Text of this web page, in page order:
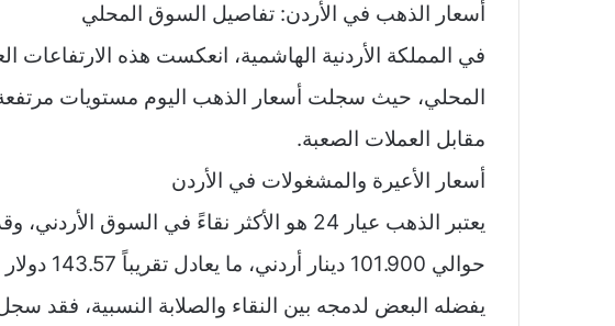
أسعار الذهب في الأردن: تفاصيل السوق المحلي
في المملكة الأردنية الهاشمية، انعكست هذه
المحلي، حيث سجلت أسعار الذهب اليوم مستويات مرتفعة
مقابل العملات الصعبة.
أسعار الأعيرة والمشغولات في الأردن
يعتبر الذهب عيار 24 هو الأكثر نقاءً في السوق
يفضله البعض لدمجه بين النقاء والصلابة النسبية، فقد سجل 93.400 دينار أردني (131.61